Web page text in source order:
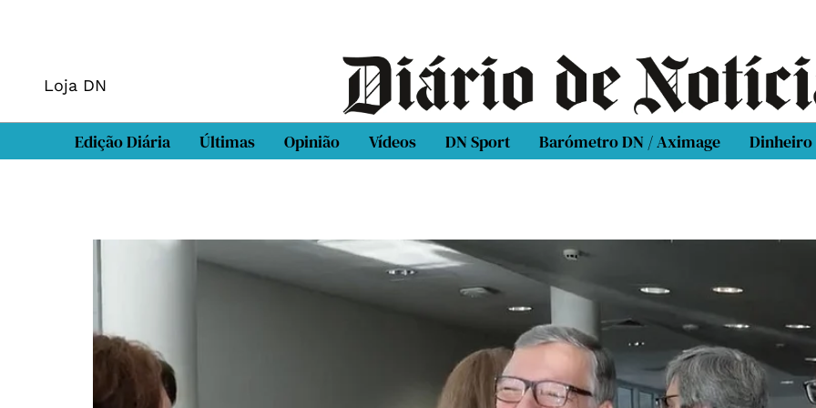
Loja DN
Edição Diária Últimas Opinião Vídeos DN Sport Barómetro DN / Aximage Dinheiro